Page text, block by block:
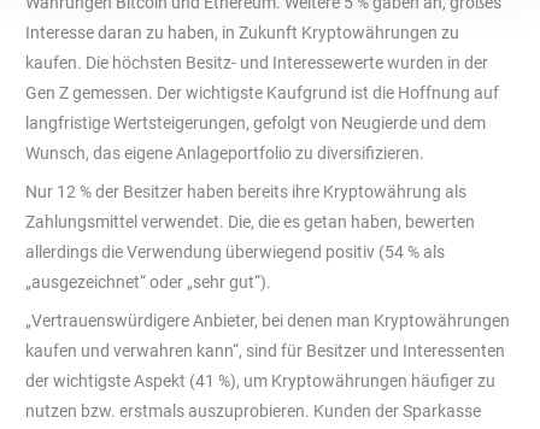
Interesse daran zu haben, in Zukunft Krypto­währungen zu
kaufen. Die höchsten Besitz- und Interessewerte wurden in der
Gen Z gemes­sen. Der wichtigste Kaufgrund ist die Hoffnung auf
langfristige Wertsteigerungen, gefolgt von Neugierde und dem
Wunsch, das eigene Anlageportfolio zu diversifizieren.
Nur 12 % der Besitzer haben bereits ihre Kryptowährung als
Zahlungsmittel verwendet. Die, die es getan haben, bewerten
allerdings die Verwendung überwiegend positiv (54 % als
„ausgezeichnet“ oder „sehr gut“).
„Vertrauenswürdigere Anbieter, bei denen man Kryptowährungen
kaufen und verwahren kann“, sind für Besitzer und Interessenten
der wichtigste Aspekt (41 %), um Kryptowäh­rungen häufiger zu
nutzen bzw. erstmals auszuprobieren. Kunden der Sparkasse